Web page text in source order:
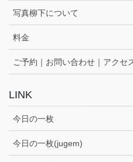
写真柳下について
料金
ご予約｜お問い合わせ｜アクセ
LINK
今日の一枚
今日の一枚(jugem)